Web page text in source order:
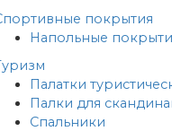
покрытия
Напольные
Палатки
Палки для
Спальники